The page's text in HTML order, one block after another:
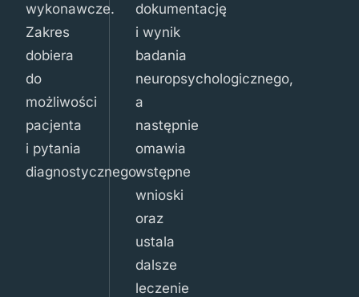
wykonawcze.
Zakres
dobiera
do
możliwości
pacjenta
i pytania
diagnostycznego.
dokumentację
i wynik
badania
neuropsychologicznego,
a
następnie
omawia
wstępne
wnioski
oraz
ustala
dalsze
leczenie